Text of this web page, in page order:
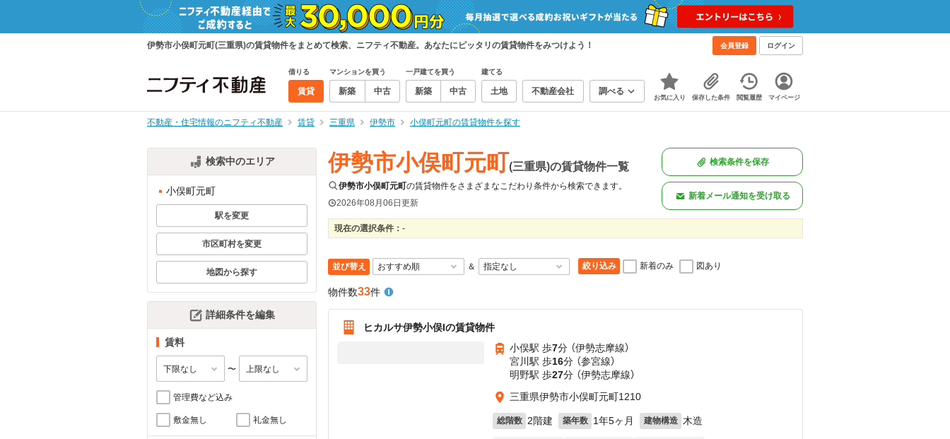
伊勢市小俣町元町(三重県)の賃貸物件をまとめて検索、ニフティ不動産。あなたにピッタリの賃貸物件をみつけよう！ 会員登録 ログイン
借りる
賃貸
マンションを買う
新築 中古
一戸建てを買う
新築 中古
建てる
土地 不動産会社 調べる
お気に入り 保存した条件 閲覧履歴 マイページ
不動産・住宅情報のニフティ不動産 賃貸 三重県 伊勢市 小俣町元町の賃貸物件を探す
検索中のエリア
小俣町元町
駅を変更
市区町村を変更
地図から探す
詳細条件を編集
賃料
〜
管理費など込み
敷金無し 礼金無し
伊勢市小俣町元町(三重県)の賃貸物件一覧
伊勢市小俣町元町の賃貸物件をさまざまなこだわり条件から検索できます。
2026年08月06日更新
検索条件を保存
新着メール通知を受け取る
現在の選択条件： -
並び替え ＆ 絞り込み 新着のみ 図あり
物件数33件
ヒカルサ伊勢小俣Iの賃貸物件
小俣駅 歩7分 （伊勢志摩線）
宮川駅 歩16分 （参宮線）
明野駅 歩27分 （伊勢志摩線）
三重県伊勢市小俣町元町1210
総階数 2階建 築年数 1年5ヶ月 建物構造 木造